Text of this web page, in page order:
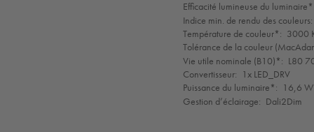
Efficacité lumineuse du
Indice min. de rendu des couleurs:
Température de couleur*: 3000
Tolérance de la couleur
Vie utile nominale (B10)*: L80
Convertisseur: 1x LED_DRV
Puissance du luminaire*: 16,6 W
Gestion d’éclairage: Dali2Dim